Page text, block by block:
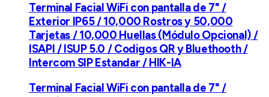
Terminal Facial WiFi con pantalla de 7" /
Exterior IP65 / 10,000 Rostros y 50,000
Tarjetas / 10,000 Huellas (Módulo Opcional) /
ISAPI / ISUP 5.0 / Codigos QR y Bluethooth /
Intercom SIP Estandar / HIK-IA
Terminal Facial WiFi con pantalla de 7" /